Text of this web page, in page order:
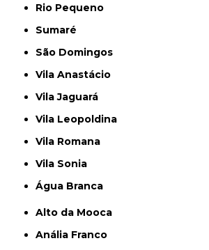
Rio Pequeno
Sumaré
São Domingos
Vila Anastácio
Vila Jaguará
Vila Leopoldina
Vila Romana
Vila Sonia
Água Branca
Alto da Mooca
Anália Franco